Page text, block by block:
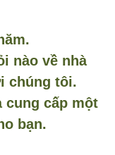
nào về nhà
chúng tôi.
cung cấp một
bạn.